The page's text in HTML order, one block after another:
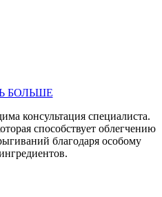
БОЛЬШЕ
консультация специалиста.
способствует облегчению
благодаря особому